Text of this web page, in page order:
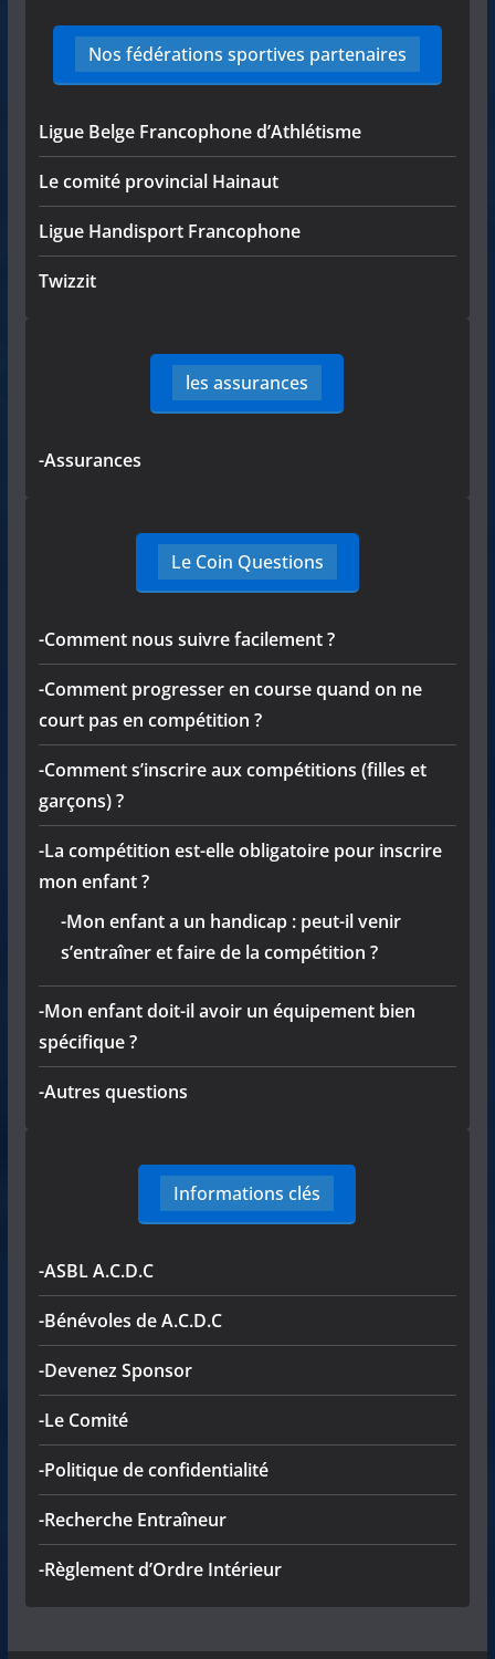
Nos fédérations sportives partenaires
Ligue Belge Francophone d’Athlétisme
Le comité provincial Hainaut
Ligue Handisport Francophone
Twizzit
les assurances
-Assurances
Le Coin Questions
-Comment nous suivre facilement ?
-Comment progresser en course quand on ne
court pas en compétition ?
-Comment s’inscrire aux compétitions (filles et
garçons) ?
-La compétition est-elle obligatoire pour inscrire
mon enfant ?
-Mon enfant a un handicap : peut-il venir
s’entraîner et faire de la compétition ?
-Mon enfant doit-il avoir un équipement bien
spécifique ?
-Autres questions
Informations clés
-ASBL A.C.D.C
-Bénévoles de A.C.D.C
-Devenez Sponsor
-Le Comité
-Politique de confidentialité
-Recherche Entraîneur
-Règlement d’Ordre Intérieur